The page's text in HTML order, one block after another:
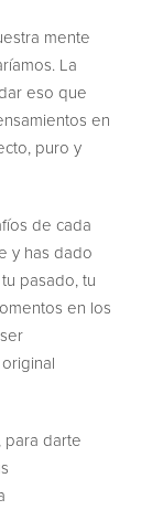
mente
La
eso que
en
puro y
de cada
y has dado
pasado, tu
en los
para darte